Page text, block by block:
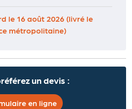
le 16 août 2026 (livré le
métropolitaine)
un devis :
en ligne